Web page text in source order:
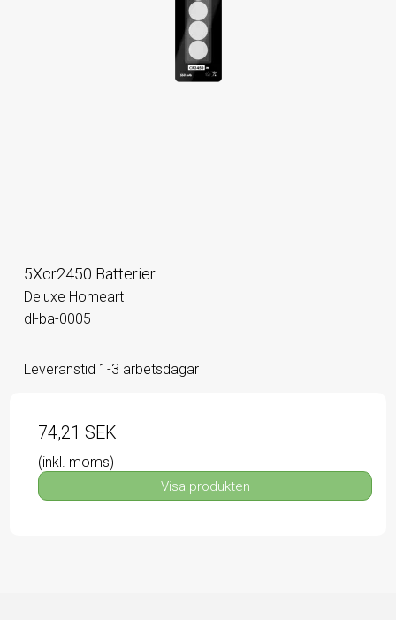
5Xcr2450 Batterier
Deluxe Homeart
dl-ba-0005
Leveranstid 1-3 arbetsdagar
74,21 SEK
(inkl. moms)
Visa produkten